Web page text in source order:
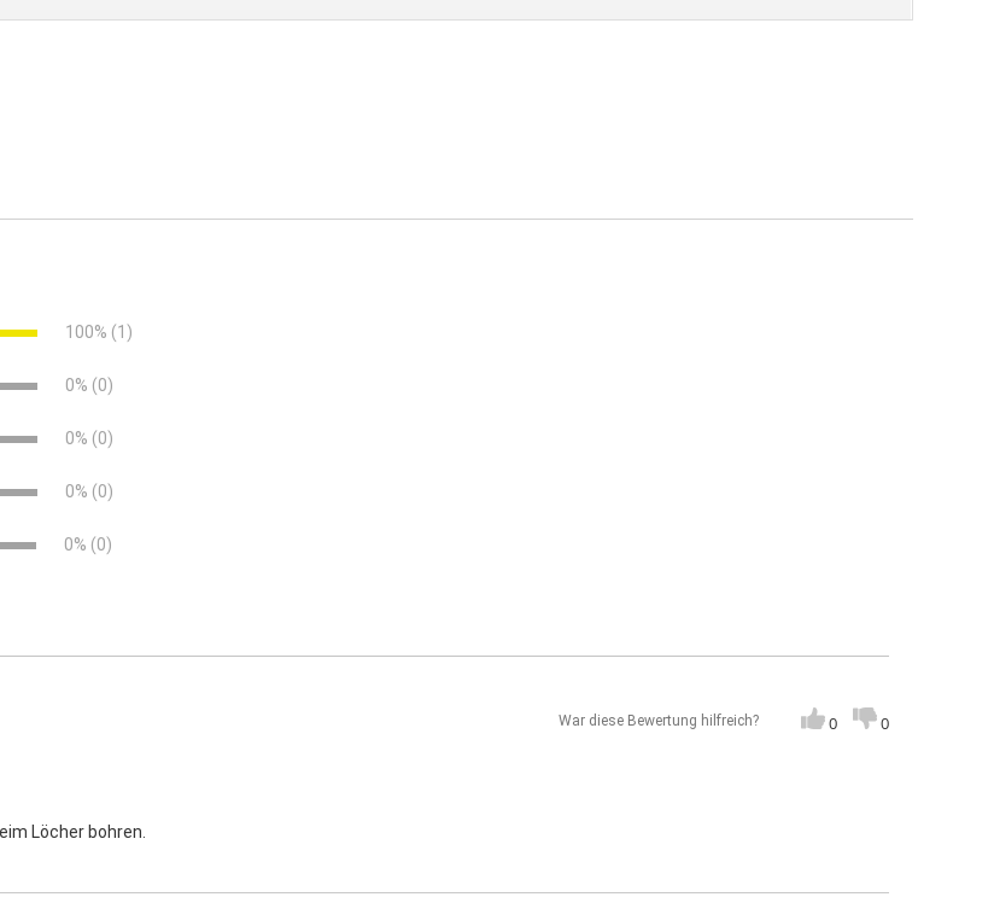
Platten
100% (1)
0% (0)
0% (0)
0% (0)
0% (0)
Löcher bohren.
War diese Bewertung hilfreich? 0 0